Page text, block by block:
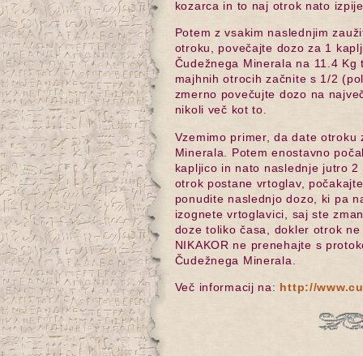
kozarca in to naj otrok nato
Potem z vsakim naslednjim
otroku, povečajte dozo za 1
Čudežnega Minerala na 11.4
majhnih otrocih začnite s 1/2
zmerno povečujte dozo na
nikoli več kot to.
Vzemimo primer, da date
Minerala. Potem enostavno
kapljico in nato naslednje jutro
otrok postane vrtoglav,
ponudite naslednjo dozo, ki pa
izognete vrtoglavici, saj ste
doze toliko časa, dokler otrok
NIKAKOR ne prenehajte s
Čudežnega Minerala.
Več informacij na: http://